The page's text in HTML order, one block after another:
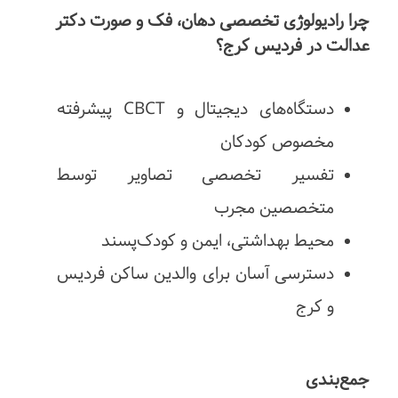
چرا رادیولوژی تخصصی دهان، فک و صورت دکتر
عدالت در فردیس کرج؟
دستگاه‌های دیجیتال و CBCT پیشرفته
مخصوص کودکان
تفسیر تخصصی تصاویر توسط
متخصصین مجرب
محیط بهداشتی، ایمن و کودک‌پسند
دسترسی آسان برای والدین ساکن فردیس
و کرج
جمع‌بندی